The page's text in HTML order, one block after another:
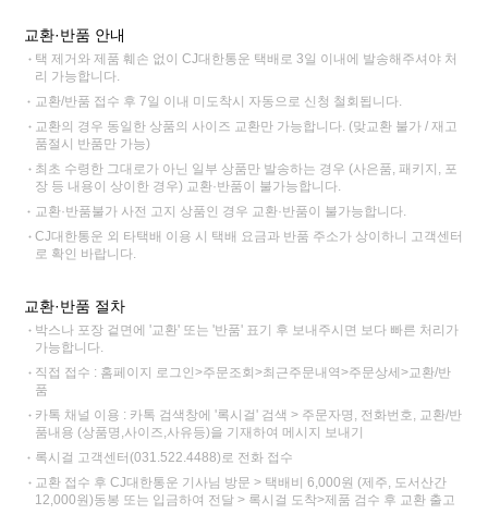
교환·반품 안내
택 제거와 제품 훼손 없이 CJ대한통운 택배로 3일 이내에 발송해주셔야 처
리 가능합니다.
교환/반품 접수 후 7일 이내 미도착시 자동으로 신청 철회됩니다.
교환의 경우 동일한 상품의 사이즈 교환만 가능합니다. (맞교환 불가 / 재고
품절시 반품만 가능)
최초 수령한 그대로가 아닌 일부 상품만 발송하는 경우 (사은품, 패키지, 포
장 등 내용이 상이한 경우) 교환·반품이 불가능합니다.
교환·반품불가 사전 고지 상품인 경우 교환·반품이 불가능합니다.
CJ대한통운 외 타택배 이용 시 택배 요금과 반품 주소가 상이하니 고객센터
로 확인 바랍니다.
교환·반품 절차
박스나 포장 겉면에 '교환' 또는 '반품' 표기 후 보내주시면 보다 빠른 처리가
가능합니다.
직접 접수 : 홈페이지 로그인>주문조회>최근주문내역>주문상세>교환/반
품
카톡 채널 이용 : 카톡 검색창에 '록시걸' 검색 > 주문자명, 전화번호, 교환/반
품내용 (상품명,사이즈,사유등)을 기재하여 메시지 보내기
록시걸 고객센터(031.522.4488)로 전화 접수
교환 접수 후 CJ대한통운 기사님 방문 > 택배비 6,000원 (제주, 도서산간
12,000원)동봉 또는 입금하여 전달 > 록시걸 도착>제품 검수 후 교환 출고